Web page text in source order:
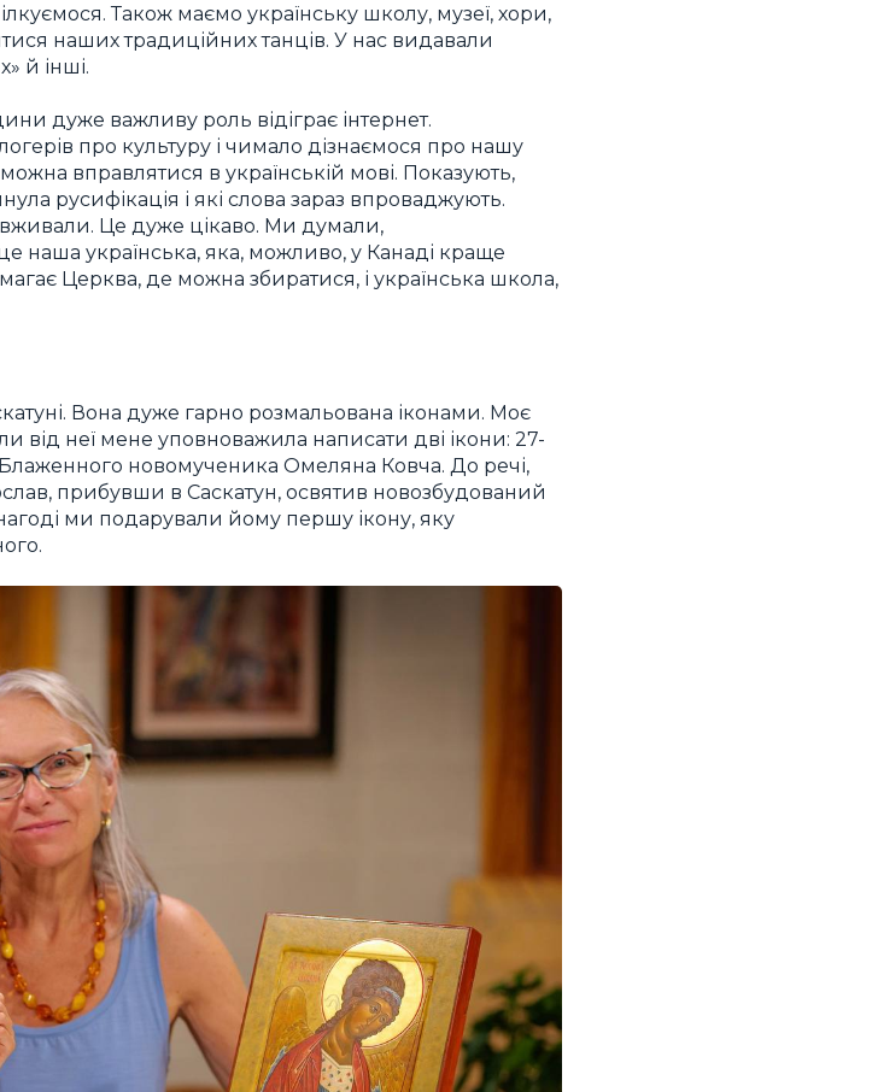
Також маємо українську школу, музеї, хори,
наших традиційних танців. У нас видавали
й інші.
дуже важливу роль відіграє інтернет.
про культуру і чимало дізнаємося про нашу
вправлятися в українській мові. Показують,
русифікація і які слова зараз впроваджують.
вживали. Це дуже цікаво. Ми думали,
наша українська, яка, можливо, у Канаді краще
Церква, де можна збиратися, і українська школа,
Вона дуже гарно розмальована іконами. Моє
від неї мене уповноважила написати дві ікони: 27-
новомученика Омеляна Ковча. До речі,
прибувши в Саскатун, освятив новозбудований
ми подарували йому першу ікону, яку